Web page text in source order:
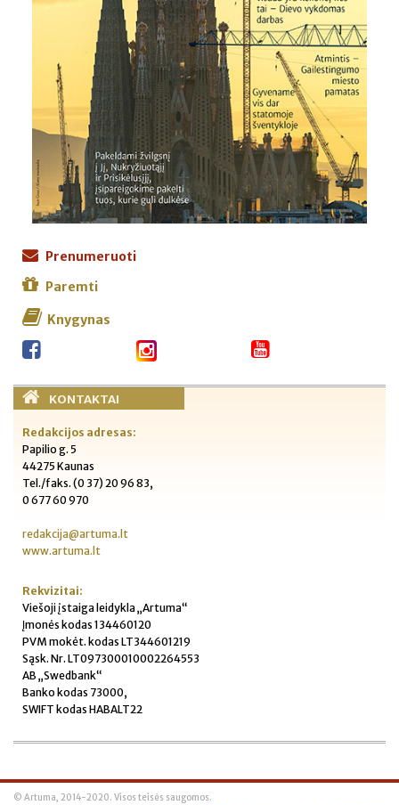
Prenumeruoti
Paremti
Knygynas
KONTAKTAI
Redakcijos adresas:
Papilio g. 5
44275 Kaunas
Tel./faks. (0 37) 20 96 83,
0 677 60 970
redakcija@artuma.lt
www.artuma.lt
Rekvizitai:
Viešoji įstaiga leidykla „Artuma“
Įmonės kodas 134460120
PVM mokėt. kodas LT344601219
Sąsk. Nr. LT097300010002264553
AB „Swedbank“
Banko kodas 73000,
SWIFT kodas HABALT22
© Artuma, 2014-2020. Visos teisės saugomos.